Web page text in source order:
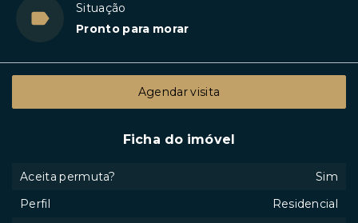
Situação
Pronto para morar
Agendar visita
Ficha do imóvel
Aceita permuta?
Sim
Perfil
Residencial